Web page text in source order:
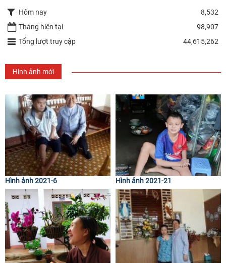
Hôm nay
8,532
Tháng hiện tại
98,907
Tổng lượt truy cập
44,615,262
Hình ảnh mới
Hình ảnh 2021-6 Hình ảnh 2021-21